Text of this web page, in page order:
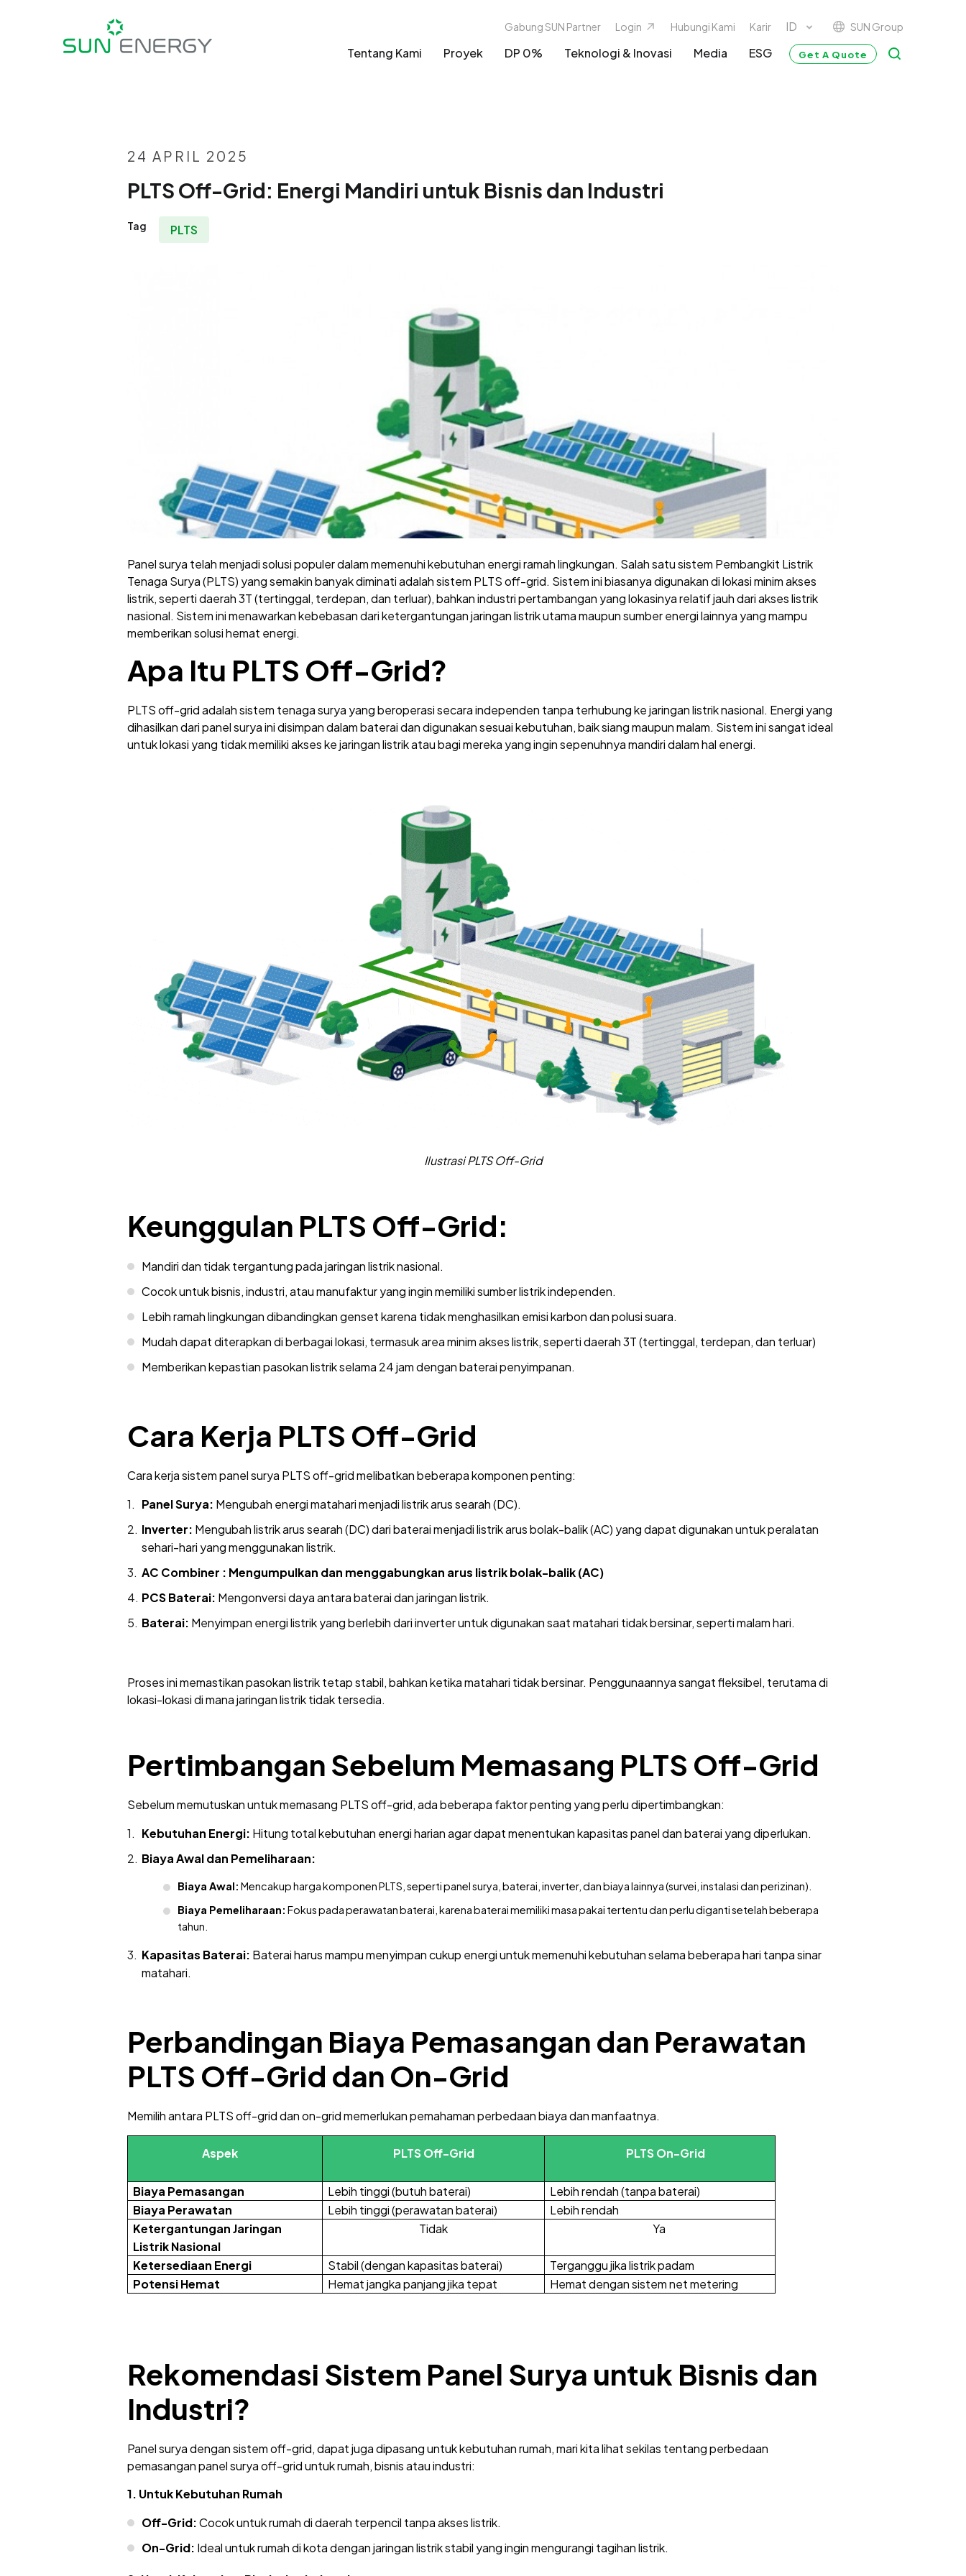
Gabung SUN Partner Login Hubungi Kami Karir SUN Group
Tentang Kami Proyek DP 0% Teknologi & Inovasi Media ESG Get A Quote
24 APRIL 2025
PLTS Off-Grid: Energi Mandiri untuk Bisnis dan Industri
Tag PLTS
Panel surya telah menjadi solusi populer dalam memenuhi kebutuhan energi ramah lingkungan. Salah satu sistem Pembangkit Listrik
Tenaga Surya (PLTS) yang semakin banyak diminati adalah sistem PLTS off-grid. Sistem ini biasanya digunakan di lokasi minim akses
listrik, seperti daerah 3T (tertinggal, terdepan, dan terluar), bahkan industri pertambangan yang lokasinya relatif jauh dari akses listrik
nasional. Sistem ini menawarkan kebebasan dari ketergantungan jaringan listrik utama maupun sumber energi lainnya yang mampu
memberikan solusi hemat energi.
Apa Itu PLTS Off-Grid?
PLTS off-grid adalah sistem tenaga surya yang beroperasi secara independen tanpa terhubung ke jaringan listrik nasional. Energi yang
dihasilkan dari panel surya ini disimpan dalam baterai dan digunakan sesuai kebutuhan, baik siang maupun malam. Sistem ini sangat ideal
untuk lokasi yang tidak memiliki akses ke jaringan listrik atau bagi mereka yang ingin sepenuhnya mandiri dalam hal energi.
Ilustrasi PLTS Off-Grid
Keunggulan PLTS Off-Grid:
Mandiri dan tidak tergantung pada jaringan listrik nasional.
Cocok untuk bisnis, industri, atau manufaktur yang ingin memiliki sumber listrik independen.
Lebih ramah lingkungan dibandingkan genset karena tidak menghasilkan emisi karbon dan polusi suara.
Mudah dapat diterapkan di berbagai lokasi, termasuk area minim akses listrik, seperti daerah 3T (tertinggal, terdepan, dan terluar)
Memberikan kepastian pasokan listrik selama 24 jam dengan baterai penyimpanan.
Cara Kerja PLTS Off-Grid
Cara kerja sistem panel surya PLTS off-grid melibatkan beberapa komponen penting:
Panel Surya: Mengubah energi matahari menjadi listrik arus searah (DC).
Inverter: Mengubah listrik arus searah (DC) dari baterai menjadi listrik arus bolak-balik (AC) yang dapat digunakan untuk peralatan
sehari-hari yang menggunakan listrik.
AC Combiner : Mengumpulkan dan menggabungkan arus listrik bolak-balik (AC)
PCS Baterai: Mengonversi daya antara baterai dan jaringan listrik.
Baterai: Menyimpan energi listrik yang berlebih dari inverter untuk digunakan saat matahari tidak bersinar, seperti malam hari.
Proses ini memastikan pasokan listrik tetap stabil, bahkan ketika matahari tidak bersinar. Penggunaannya sangat fleksibel, terutama di
lokasi-lokasi di mana jaringan listrik tidak tersedia.
Pertimbangan Sebelum Memasang PLTS Off-Grid
Sebelum memutuskan untuk memasang PLTS off-grid, ada beberapa faktor penting yang perlu dipertimbangkan:
Kebutuhan Energi: Hitung total kebutuhan energi harian agar dapat menentukan kapasitas panel dan baterai yang diperlukan.
Biaya Awal dan Pemeliharaan:
Biaya Awal: Mencakup harga komponen PLTS, seperti panel surya, baterai, inverter, dan biaya lainnya (survei, instalasi dan perizinan).
Biaya Pemeliharaan: Fokus pada perawatan baterai, karena baterai memiliki masa pakai tertentu dan perlu diganti setelah beberapa
tahun.
Kapasitas Baterai: Baterai harus mampu menyimpan cukup energi untuk memenuhi kebutuhan selama beberapa hari tanpa sinar
matahari.
Perbandingan Biaya Pemasangan dan Perawatan
PLTS Off-Grid dan On-Grid
Memilih antara PLTS off-grid dan on-grid memerlukan pemahaman perbedaan biaya dan manfaatnya.
Aspek PLTS Off-Grid PLTS On-Grid
Biaya Pemasangan Lebih tinggi (butuh baterai)
Lebih rendah (tanpa baterai)
Biaya Perawatan
Lebih tinggi (perawatan baterai)
Lebih rendah
Ketergantungan Jaringan
Listrik Nasional
Tidak Ya
Ketersediaan Energi Stabil (dengan kapasitas baterai)
Terganggu jika listrik padam
Potensi Hemat
Hemat jangka panjang jika tepat Hemat dengan sistem net metering
Rekomendasi Sistem Panel Surya untuk Bisnis dan
Industri?
Panel surya dengan sistem off-grid, dapat juga dipasang untuk kebutuhan rumah, mari kita lihat sekilas tentang perbedaan
pemasangan panel surya off-grid untuk rumah, bisnis atau industri:
1. Untuk Kebutuhan Rumah
Off-Grid:Cocok untuk rumah di daerah terpencil tanpa akses listrik.
On-Grid: Ideal untuk rumah di kota dengan jaringan listrik stabil yang ingin mengurangi tagihan listrik.